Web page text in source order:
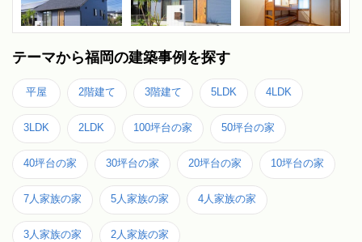
テーマから福岡の建築事例を探す
平屋 2階建て 3階建て 5LDK 4LDK
3LDK 2LDK 100坪台の家 50坪台の家
40坪台の家 30坪台の家 20坪台の家 10坪台の家
7人家族の家 5人家族の家 4人家族の家
3人家族の家 2人家族の家